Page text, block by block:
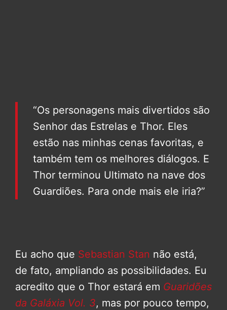
“Os personagens mais divertidos são
Senhor das Estrelas e Thor. Eles
estão nas minhas cenas favoritas, e
também tem os melhores diálogos. E
Thor terminou Ultimato na nave dos
Guardiões. Para onde mais ele iria?”
Eu acho que Sebastian Stan não está,
de fato, ampliando as possibilidades. Eu
acredito que o Thor estará em Guaridões
da Galáxia Vol. 3, mas por pouco tempo,